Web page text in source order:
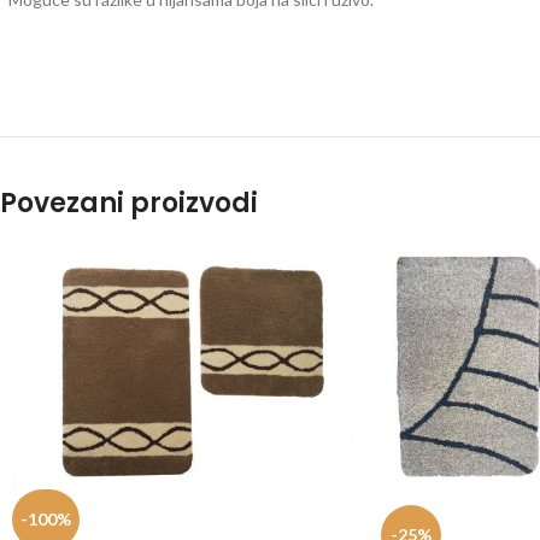
Povezani proizvodi
-100%
-25%